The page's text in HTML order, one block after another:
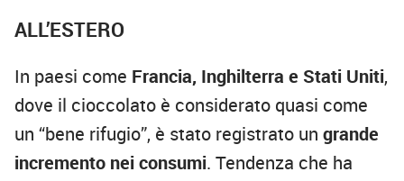
ALL’ESTERO
In paesi come Francia, Inghilterra e Stati Uniti,
dove il cioccolato è considerato quasi come
un “bene rifugio”, è stato registrato un grande
incremento nei consumi. Tendenza che ha